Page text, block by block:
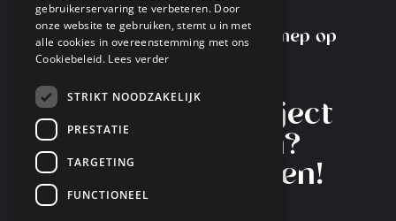
Transport Service
Interieurspuiterij Nieuw-Vennep op
Instagram
Heb je een project
in gedachten?
Laten we starten!
gebruikerservaring te verbeteren. Door
onze website te gebruiken, stemt u in met
alle cookies in overeenstemming met ons
Cookiebeleid. Lees verder
STRIKT NOODZAKELIJK
PRESTATIE
TARGETING
FUNCTIONEEL